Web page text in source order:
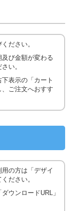
ださい。
び金額が変わる
い。
表示の「カート
ご注文へおすす
の方は「デザイ
ださい。
ウンロードURL」